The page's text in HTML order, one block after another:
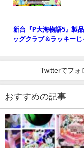
新台『P大海物語5』製
ッグクラブ＆ラッキーじ
Twitterでフォ
おすすめの記事